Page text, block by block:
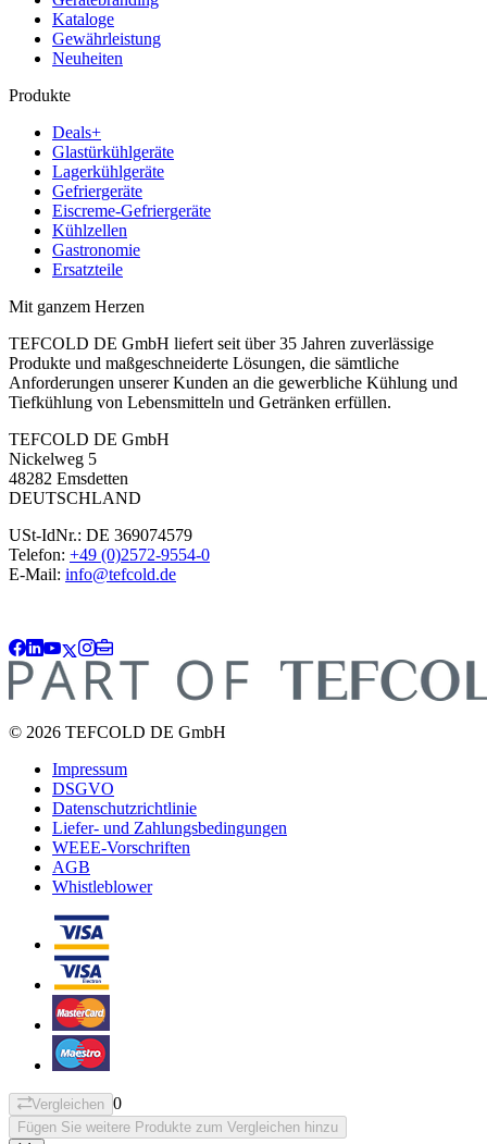
Kataloge
Gewährleistung
Neuheiten
Produkte
Deals+
Glastürkühlgeräte
Lagerkühlgeräte
Gefriergeräte
Eiscreme-Gefriergeräte
Kühlzellen
Gastronomie
Ersatzteile
Mit ganzem Herzen
TEFCOLD DE GmbH liefert seit über 35 Jahren zuverlässige
Produkte und maßgeschneiderte Lösungen, die sämtliche
Anforderungen unserer Kunden an die gewerbliche Kühlung und
Tiefkühlung von Lebensmitteln und Getränken erfüllen.
TEFCOLD DE GmbH
Nickelweg 5
48282 Emsdetten
DEUTSCHLAND
USt-IdNr.: DE 369074579
Telefon: +49 (0)2572-9554-0
E-Mail: info@tefcold.de
© 2026 TEFCOLD DE GmbH
Impressum
DSGVO
Datenschutzrichtlinie
Liefer- und Zahlungsbedingungen
WEEE-Vorschriften
AGB
Whistleblower
Vergleichen 0
Fügen Sie weitere Produkte zum Vergleichen hinzu